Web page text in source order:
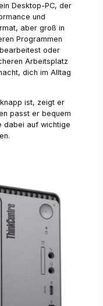
Desktop-PC, der
und
aber groß in
Programmen
oder
Arbeitsplatz
dich im Alltag
ist, zeigt er
passt er bequem
dabei auf wichtige